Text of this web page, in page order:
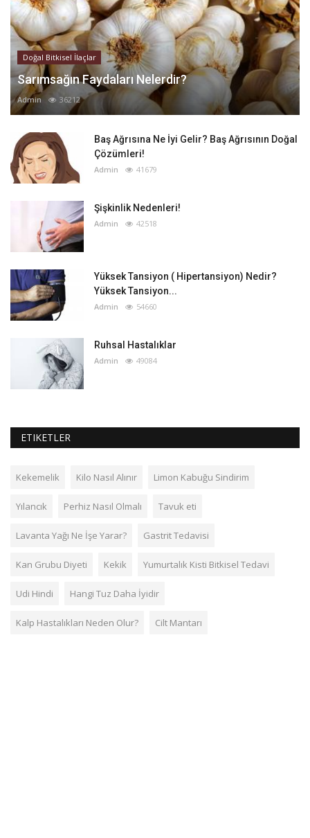
Doğal Bitkisel İlaçlar
Sarımsağın Faydaları Nelerdir?
Admin 36212
Baş Ağrısına Ne İyi Gelir? Baş Ağrısının Doğal
Çözümleri!
Admin 41679
Şişkinlik Nedenleri!
Admin 42518
Yüksek Tansiyon ( Hipertansiyon) Nedir?
Yüksek Tansiyon...
Admin 54660
Ruhsal Hastalıklar
Admin 49084
ETIKETLER
Kekemelik Kilo Nasıl Alınır Limon Kabuğu Sindirim
Yılancık Perhiz Nasıl Olmalı Tavuk eti
Lavanta Yağı Ne İşe Yarar? Gastrit Tedavisi
Kan Grubu Diyeti Kekik Yumurtalık Kisti Bitkisel Tedavi
Udi Hindi Hangi Tuz Daha İyidir
Kalp Hastalıkları Neden Olur? Cilt Mantarı